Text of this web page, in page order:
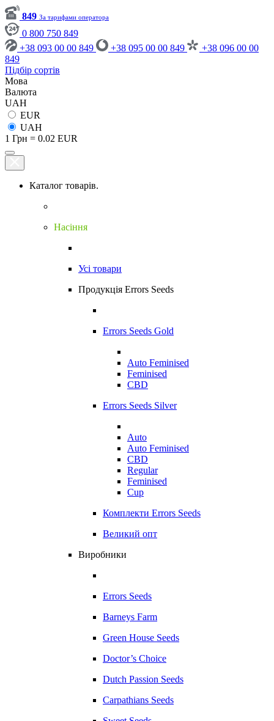
849 За тарифами оператора
0 800 750 849
+38 093 00 00 849
+38 095 00 00 849
+38 096 00 00
849
Підбір сортів
Мова
Валюта
UAH
EUR
UAH
1 Грн = 0.02 EUR
Каталог товарів.
Насіння
Усі товари
Продукція Errors Seeds
Errors Seeds Gold
Auto Feminised
Feminised
CBD
Errors Seeds Silver
Auto
Auto Feminised
CBD
Regular
Feminised
Cup
Комплекти Errors Seeds
Великий опт
Виробники
Errors Seeds
Barneys Farm
Green House Seeds
Doctor’s Choice
Dutch Passion Seeds
Carpathians Seeds